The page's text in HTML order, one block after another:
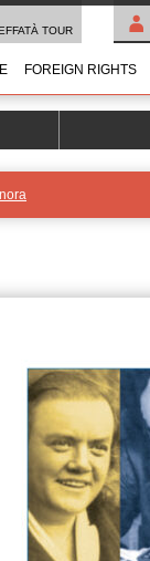
TOUR
FOREIGN RIGHTS